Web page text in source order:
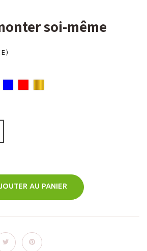
soi-même
AU PANIER